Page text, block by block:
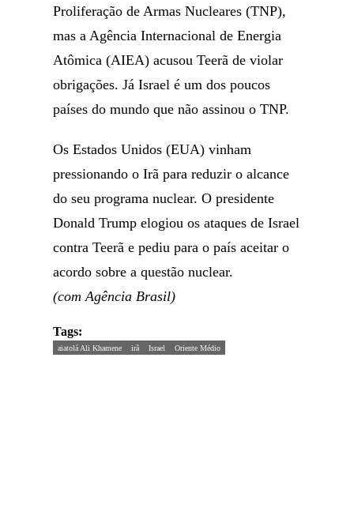
Proliferação de Armas Nucleares (TNP),
mas a Agência Internacional de Energia
Atômica (AIEA) acusou Teerã de violar
obrigações. Já Israel é um dos poucos
países do mundo que não assinou o TNP.
Os Estados Unidos (EUA) vinham
pressionando o Irã para reduzir o alcance
do seu programa nuclear. O presidente
Donald Trump elogiou os ataques de Israel
contra Teerã e pediu para o país aceitar o
acordo sobre a questão nuclear.
(com Agência Brasil)
Tags:
aiatolá Ali Khamene irã Israel Oriente Médio